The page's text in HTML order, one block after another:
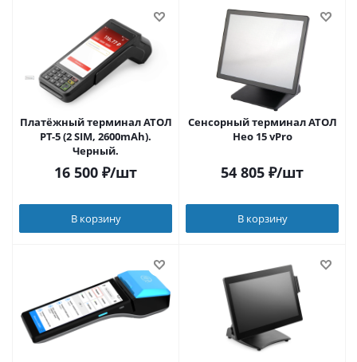
Платёжный терминал АТОЛ
PT-5 (2 SIM, 2600mAh).
Черный.
16 500 ₽/шт
В корзину
Сенсорный терминал АТОЛ
Нео 15 vPro
54 805 ₽/шт
В корзину